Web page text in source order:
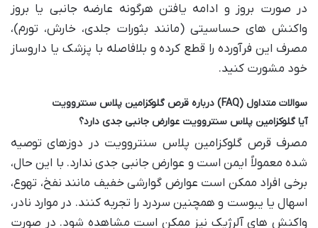
در صورت بروز و ادامه یافتن هرگونه عارضه جانبی یا بروز
واکنش های حساسیتی (مانند بثورات جلدی، خارش، تورم)،
مصرف این فرآورده را قطع کرده و بلافاصله با پزشک یا داروساز
خود مشورت کنید.
سوالات متداول (FAQ) درباره قرص گلوکزامین پلاس سنتروویت
آیا گلوکزامین پلاس سنتروویت عوارض جانبی جدی دارد؟
مصرف قرص گلوکزامین پلاس سنتروویت در دوزهای توصیه
شده معمولاً ایمن است و عوارض جانبی جدی ندارد. با این حال،
برخی افراد ممکن است عوارض گوارشی خفیف مانند نفخ، تهوع،
اسهال یا یبوست و همچنین سردرد را تجربه کنند. در موارد نادر،
واکنش های آلرژیک نیز ممکن است مشاهده شود. در صورت